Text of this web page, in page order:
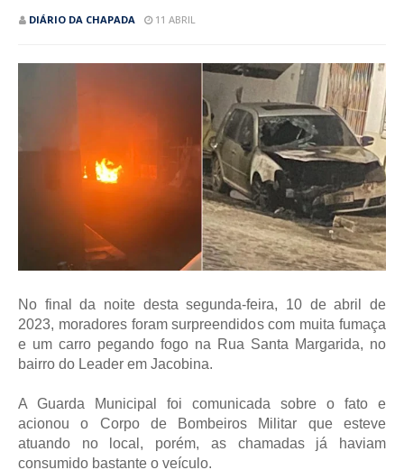
DIÁRIO DA CHAPADA 11 ABRIL
No final da noite desta segunda-feira, 10 de abril de
2023, moradores foram surpreendidos com muita fumaça
e um carro pegando fogo na Rua Santa Margarida, no
bairro do Leader em Jacobina.
A Guarda Municipal foi comunicada sobre o fato e
acionou o Corpo de Bombeiros Militar que esteve
atuando no local, porém, as chamadas já haviam
consumido bastante o veículo.